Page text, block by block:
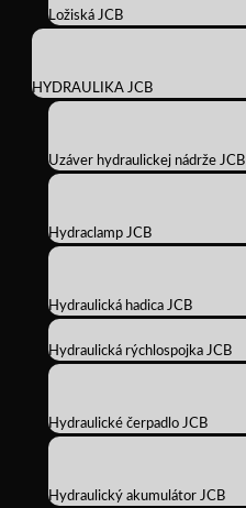
Ložiská JCB
HYDRAULIKA JCB
Uzáver hydraulickej nádrže JCB
Hydraclamp JCB
Hydraulická hadica JCB
Hydraulická rýchlospojka JCB
Hydraulické čerpadlo JCB
Hydraulický akumulátor JCB